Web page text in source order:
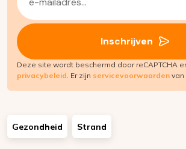
mailadres
(Vereist)
Inschrijven
Deze site wordt beschermd door reCAPTCHA
privacybeleid. Er zijn servicevoorwaarden
Gezondheid Strand